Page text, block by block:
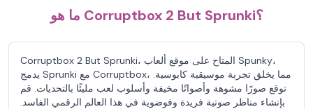
ما هو Corruptbox 2 But Sprunki؟
Corruptbox 2 But Sprunki، المتاح على موقع ألعاب Spunky،
يدمج Sprunki مع Corruptbox، مما يخلق تجربة موسيقية كابوسية.
توقع صورًا مشوهة وأصواتًا مخيفة وأسلوب لعب مليئًا بالتحديات. قم
بإنشاء مناظر صوتية فريدة وفوضوية في هذا العالم الرقمي الفاسد.